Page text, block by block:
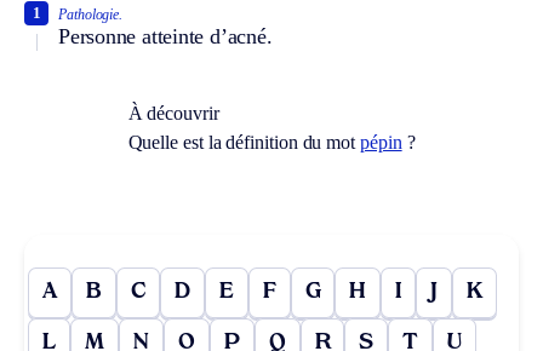
Pathologie.
Personne atteinte d’acné.
1
À découvrir
Quelle est la définition du mot pépin ?
A B C D E F G H I J K
L M N O P Q R S T U